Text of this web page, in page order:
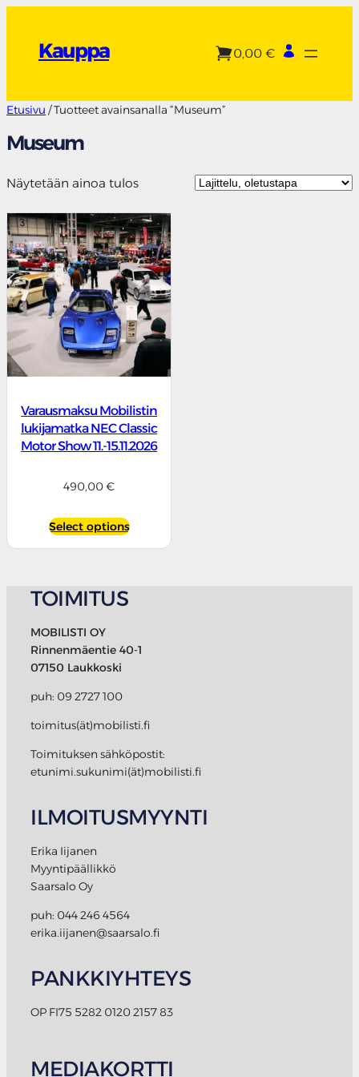
Kauppa 0,00 €
Etusivu / Tuotteet avainsanalla “Museum”
Museum
Näytetään ainoa tulos
Varausmaksu Mobilistin
lukijamatka NEC Classic
Motor Show 11.-15.11.2026
490,00€
Select options
TOIMITUS
MOBILISTI OY
Rinnenmäentie 40-1
07150 Laukkoski
puh: 09 2727 100
toimitus(ät)mobilisti.fi
Toimituksen sähköpostit:
etunimi.sukunimi(ät)mobilisti.fi
ILMOITUSMYYNTI
Erika Iijanen
Myyntipäällikkö
Saarsalo Oy
puh: 044 246 4564
erika.iijanen@saarsalo.fi
PANKKIYHTEYS
OP FI75 5282 0120 2157 83
MEDIAKORTTI